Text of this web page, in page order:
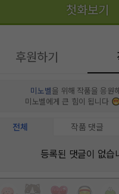
첫화보기
후원하기
미노벨을 위해 작품을 응원
미노벨에게 큰 힘이 됩니다
전체 작품 댓글
등록된 댓글이 없습